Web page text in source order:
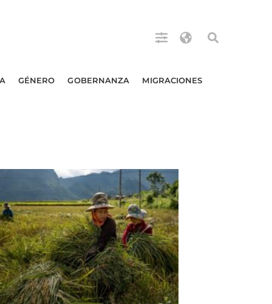
GÉNERO GOBERNANZA MIGRACIONES